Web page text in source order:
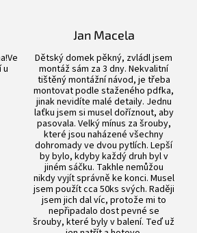
je 5 z 5 hvězdiček.
u
Jan Macela
Hodnocení obchodu je
Dětský domek pěkný, zvládl jsem
montáž sám za 3 dny. Nekvalitní
tištěný montážní návod, je třeba
montovat podle staženého pdfka,
jinak nevidíte malé detaily. Jednu
laťku jsem si musel doříznout, aby
pasovala. Velký mínus za šrouby,
které jsou naházené všechny
dohromady ve dvou pytlích. Lepší
by bylo, kdyby každý druh byl v
jiném sáčku. Takhle nemůžou
nikdy vyjít správně ke konci. Musel
jsem použít cca 50ks svých. Raději
jsem jich dal víc, protože mi to
nepřipadalo dost pevné se
šrouby, které byly v balení. Teď už